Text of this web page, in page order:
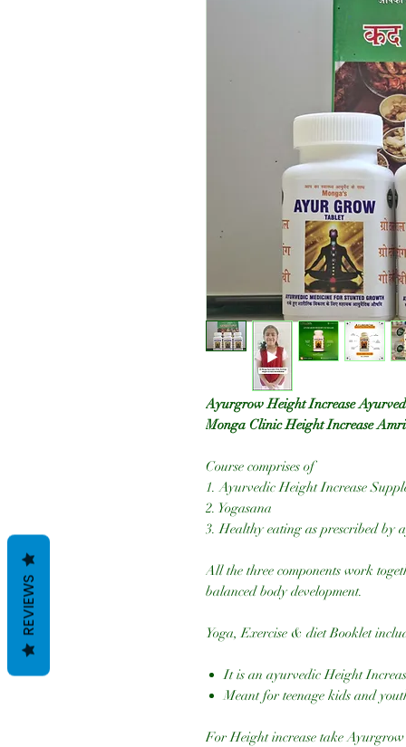
Ayurgrow Height Increase
Monga Clinic Height Increase
Course comprises of
1. Ayurvedic Height Increase
2. Yogasana
3. Healthy eating as prescribed by
All the three components work
balanced body development.
Yoga, Exercise & diet Booklet
It is an ayurvedic Height
Meant for teenage kids and
For Height increase take
REVIEWS